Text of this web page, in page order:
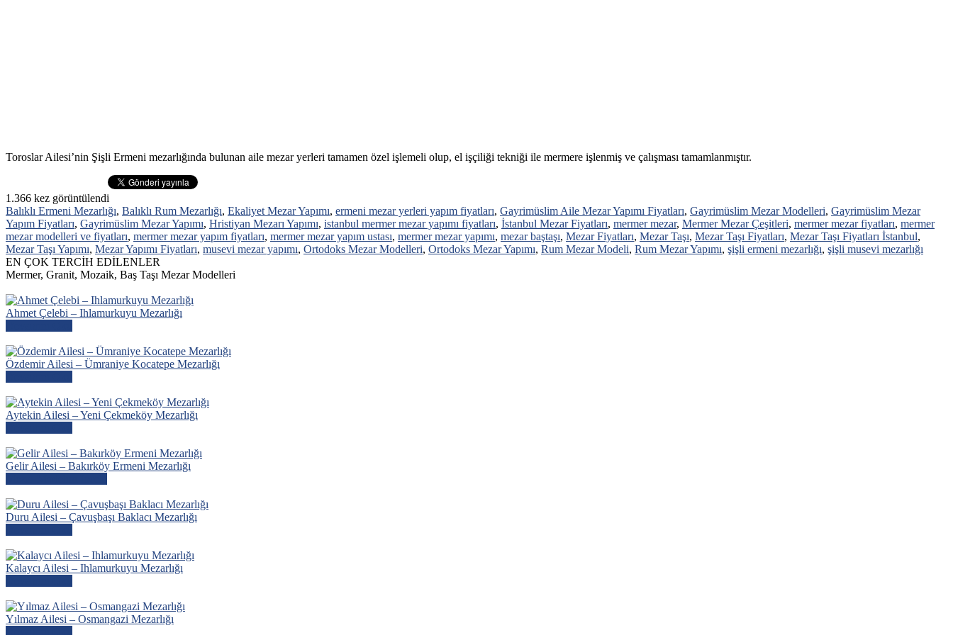
Toroslar Ailesi’nin Şişli Ermeni mezarlığında bulunan aile mezar yerleri tamamen özel işlemeli olup, el işçiliği tekniği ile mermere işlenmiş ve çalışması tamamlanmıştır.
1.366 kez görüntülendi
Balıklı Ermeni Mezarlığı, Balıklı Rum Mezarlığı, Ekaliyet Mezar Yapımı, ermeni mezar yerleri yapım fiyatları, Gayrimüslim Aile Mezar Yapımı Fiyatları, Gayrimüslim Mezar Modelleri, Gayrimüslim Mezar
Yapım Fiyatları, Gayrimüslim Mezar Yapımı, Hristiyan Mezarı Yapımı, istanbul mermer mezar yapımı fiyatları, İstanbul Mezar Fiyatları, mermer mezar, Mermer Mezar Çeşitleri, mermer mezar fiyatları, mermer
mezar modelleri ve fiyatları, mermer mezar yapım fiyatları, mermer mezar yapım ustası, mermer mezar yapımı, mezar baştaşı, Mezar Fiyatları, Mezar Taşı, Mezar Taşı Fiyatları, Mezar Taşı Fiyatları İstanbul,
Mezar Taşı Yapımı, Mezar Yapımı Fiyatları, musevi mezar yapımı, Ortodoks Mezar Modelleri, Ortodoks Mezar Yapımı, Rum Mezar Modeli, Rum Mezar Yapımı, şişli ermeni mezarlığı, şişli musevi mezarlığı
EN ÇOK TERCİH EDİLENLER
Mermer, Granit, Mozaik, Baş Taşı Mezar Modelleri
Ahmet Çelebi – Ihlamurkuyu Mezarlığı
Özdemir Ailesi – Ümraniye Kocatepe Mezarlığı
Aytekin Ailesi – Yeni Çekmeköy Mezarlığı
Gelir Ailesi – Bakırköy Ermeni Mezarlığı
Duru Ailesi – Çavuşbaşı Baklacı Mezarlığı
Kalaycı Ailesi – Ihlamurkuyu Mezarlığı
Yılmaz Ailesi – Osmangazi Mezarlığı